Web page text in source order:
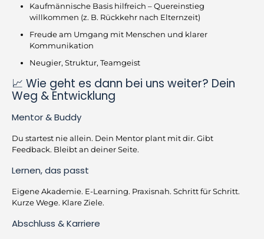
Kaufmännische Basis hilfreich – Quereinstieg
willkommen (z. B. Rückkehr nach Elternzeit)
Freude am Umgang mit Menschen und klarer
Kommunikation
Neugier, Struktur, Teamgeist
📈 Wie geht es dann bei uns weiter? Dein
Weg & Entwicklung
Mentor & Buddy
Du startest nie allein. Dein Mentor plant mit dir. Gibt
Feedback. Bleibt an deiner Seite.
Lernen, das passt
Eigene Akademie. E-Learning. Praxisnah. Schritt für Schritt.
Kurze Wege. Klare Ziele.
Abschluss & Karriere